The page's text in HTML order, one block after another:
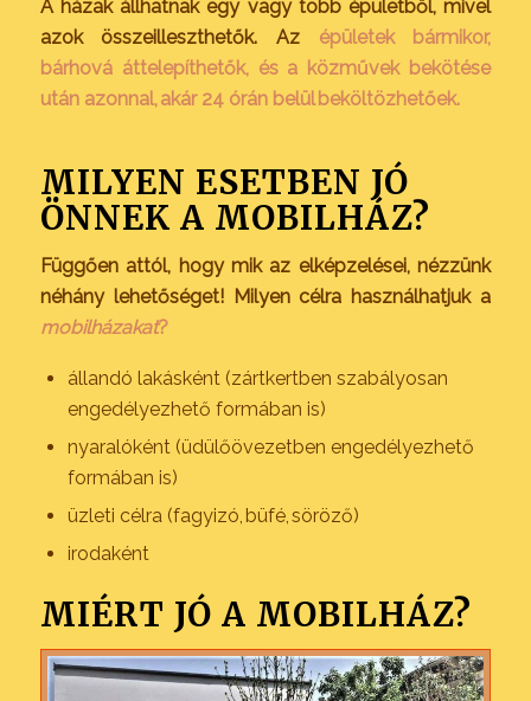
A házak állhatnak egy vagy több épületből, mivel
azok összeilleszthetők. Az épületek bármikor,
bárhová áttelepíthetők, és a közművek bekötése
után azonnal, akár 24 órán belül beköltözhetőek.
MILYEN ESETBEN JÓ
ÖNNEK A MOBILHÁZ?
Függően attól, hogy mik az elképzelései, nézzünk
néhány lehetőséget! Milyen célra használhatjuk a
mobilházakat?
állandó lakásként (zártkertben szabályosan
engedélyezhető formában is)
nyaralóként (üdülőövezetben engedélyezhető
formában is)
üzleti célra (fagyizó, büfé, söröző)
irodaként
MIÉRT JÓ A MOBILHÁZ?